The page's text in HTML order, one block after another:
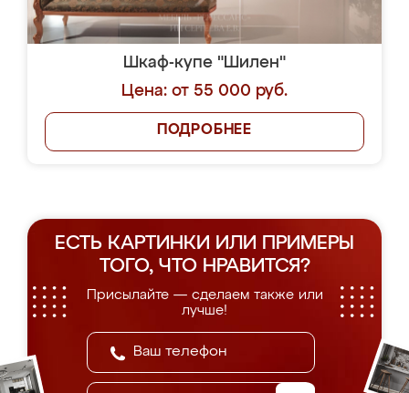
Шкаф-купе "Шилен"
Цена: от 55 000 руб.
ПОДРОБНЕЕ
ЕСТЬ КАРТИНКИ ИЛИ ПРИМЕРЫ
ТОГО, ЧТО НРАВИТСЯ?
Присылайте — сделаем также или
лучше!